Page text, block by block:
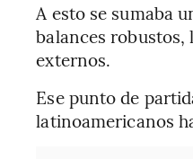
A esto se sumaba
balances robustos,
externos.
Ese punto de
latinoamericanos